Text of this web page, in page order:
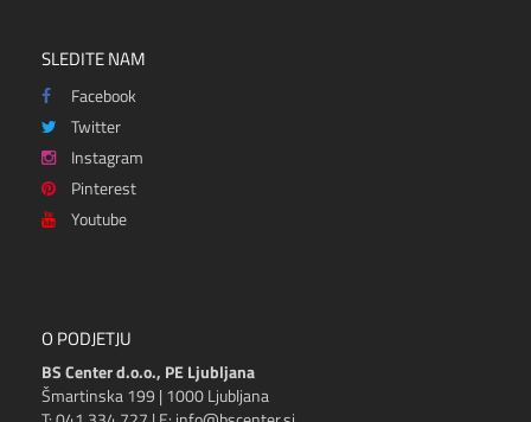
SLEDITE NAM
Facebook
Twitter
Instagram
Pinterest
Youtube
O PODJETJU
BS Center d.o.o., PE Ljubljana
Šmartinska 199 | 1000 Ljubljana